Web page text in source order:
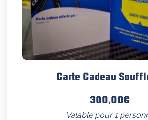
Carte Cadeau
300,00€
Valable pour 1